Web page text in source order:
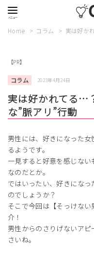
Home コラム 実は好か
【PR】
コラム 2023年4月24日
実は好かれてる…
な”脈アリ”行動
男性には、好きになった
るようです。
一見すると好意を感じな
なのだとか。
ではいったい、好きにな
のでしょうか？
そこで今回は【そっけな
介！
男性からのさりげないア
さいね。